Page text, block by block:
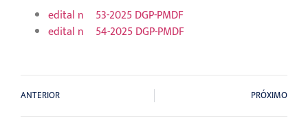
edital nº 53-2025 DGP-PMDF
edital nº 54-2025 DGP-PMDF
ANTERIOR PRÓXIMO